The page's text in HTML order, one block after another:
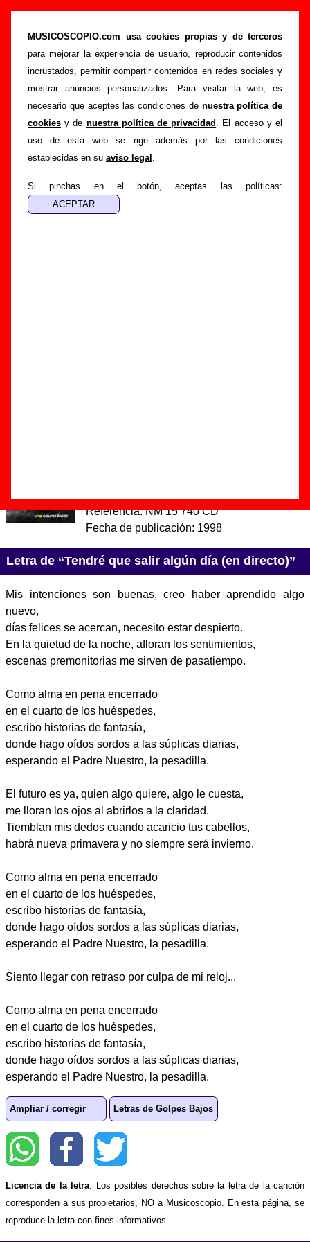
MUSICOSCOPIO.com usa cookies propias y de terceros
para mejorar la experiencia de usuario, reproducir contenidos
incrustados, permitir compartir contenidos en redes sociales y
mostrar anuncios personalizados. Para visitar la web, es
necesario que aceptes las condiciones de nuestra política de
cookies y de nuestra política de privacidad . El acceso y el
uso de esta web se rige además por las condiciones
establecidas en su aviso legal .
Si pinchas en el botón, aceptas las políticas:
“Tendré que salir algún día (en directo)”,
canción de Golpes Bajos (Letra e información)
Portada >Golpes Bajos >Canciones
Tendré que salir algún día (en directo)
Esta página pretende recopilar todo tipo de información
sobre lacanción "Tendré que salir algún día (en directo)
interpretada por
Golpes Bajos. Además de su letra, también
aparecerá información sobre el autor o los autores, sobre los
discos en los que está incluido este tema, sobre la grabación
del mismo, sobre versiones a cargo de otros grupos... Si
encuentras errores o tienes información adicional, puedes
Referencia:NM 15 740 CD
Fecha de publicación: 1998
Letra de “Tendré que salir algún día (en directo)”
Mis intenciones son buenas, creo haber aprendido algo
nuevo,
días felices se acercan, necesito estar despierto.
En la quietud de la noche, afloran los sentimientos,
escenas premonitorias me sirven de pasatiempo.
Como alma en pena encerrado
en el cuarto de los huéspedes,
escribo historias de fantasía,
donde hago oídos sordos a las súplicas diarias,
esperando el Padre Nuestro, la pesadilla.
El futuro es ya, quien algo quiere, algo le cuesta,
me lloran los ojos al abrirlos a la claridad.
Tiemblan mis dedos cuando acaricio tus cabellos,
habrá nueva primavera y no siempre será invierno.
Como alma en pena encerrado
en el cuarto de los huéspedes,
escribo historias de fantasía,
donde hago oídos sordos a las súplicas diarias,
esperando el Padre Nuestro, la pesadilla.
Siento llegar con retraso por culpa de mi reloj...
Como alma en pena encerrado
en el cuarto de los huéspedes,
escribo historias de fantasía,
donde hago oídos sordos a las súplicas diarias,
esperando el Padre Nuestro, la pesadilla.
Ampliar / corregir Letras de Golpes Bajos
Licencia de la letra: Los posibles derechos sobre la letra de la canción
corresponden a sus propietarios, NO a Musicoscopio. En esta página, se
reproduce la letra con fines informativos.